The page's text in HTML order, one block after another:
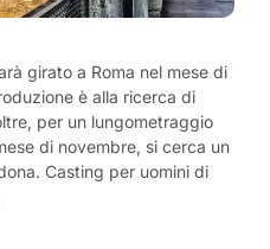
girato a Roma nel mese di
è alla ricerca di
per un lungometraggio
di novembre, si cerca un
Casting per uomini di